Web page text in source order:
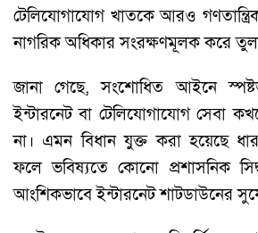
টেলিযোগাযোগ খাতকে আরও
নাগরিক অধিকার সংরক্ষণমূলক করে
জানা গেছে, সংশোধিত আইনে
ইন্টারনেট বা টেলিযোগাযোগ সেবা
না। এমন বিধান যুক্ত করা হয়েছে
ফলে ভবিষ্যতে কোনো প্রশাসনিক
আংশিকভাবে ইন্টারনেট শাটডাউনের